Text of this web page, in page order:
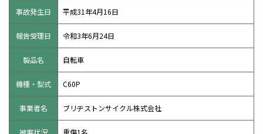
事故発生日 平成31年4月16日
報告受理日 令和3年6月24日
製品名 自転車
機種・型式 C60P
事業者名 ブリヂストンサイクル株式会社
被害状況 重傷1名